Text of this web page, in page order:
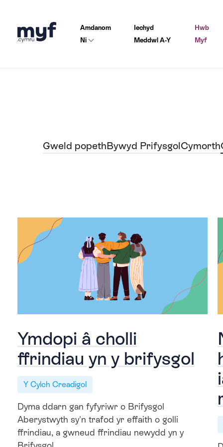
Amdanom
Ni
Iechyd
Meddwl A-Y
Hwb
Myf
Gweld popethBywyd PrifysgolCymorth
Ymdopi â cholli
ffrindiau yn y brifysgol
Y Cylch Creadigol
Dyma ddarn gan fyfyriwr o Brifysgol
Aberystwyth sy'n trafod yr effaith o golli
ffrindiau, a gwneud ffrindiau newydd yn y